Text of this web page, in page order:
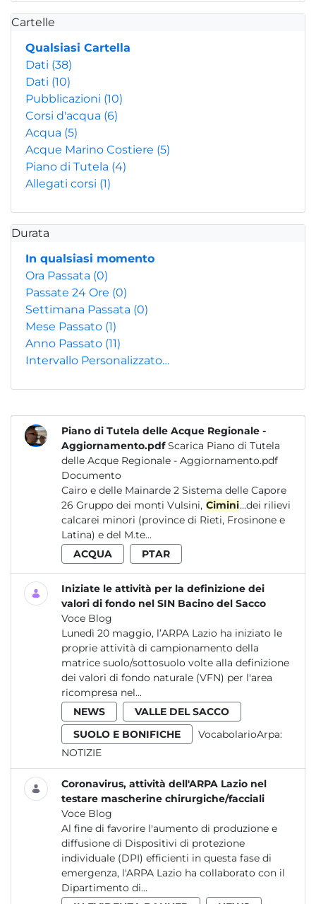
Cartelle
Qualsiasi Cartella
Dati (38)
Dati (10)
Pubblicazioni (10)
Corsi d'acqua (6)
Acqua (5)
Acque Marino Costiere (5)
Piano di Tutela (4)
Allegati corsi (1)
Durata
In qualsiasi momento
Ora Passata (0)
Passate 24 Ore (0)
Settimana Passata (0)
Mese Passato (1)
Anno Passato (11)
Intervallo Personalizzato…
Piano di Tutela delle Acque Regionale -
Aggiornamento.pdf Scarica Piano di Tutela
delle Acque Regionale - Aggiornamento.pdf
Documento
Cairo e delle Mainarde 2 Sistema delle Capore
26 Gruppo dei monti Vulsini, Cimini...dei rilievi
calcarei minori (province di Rieti, Frosinone e
Latina) e del M.te...
ACQUA
PTAR
Iniziate le attività per la definizione dei
valori di fondo nel SIN Bacino del Sacco
Voce Blog
Lunedì 20 maggio, l’ARPA Lazio ha iniziato le
proprie attività di campionamento della
matrice suolo/sottosuolo volte alla definizione
dei valori di fondo naturale (VFN) per l'area
ricompresa nel...
NEWS
VALLE DEL SACCO
SUOLO E BONIFICHE
VocabolarioArpa:
NOTIZIE
Coronavirus, attività dell'ARPA Lazio nel
testare mascherine chirurgiche/facciali
Voce Blog
Al fine di favorire l'aumento di produzione e
diffusione di Dispositivi di protezione
individuale (DPI) efficienti in questa fase di
emergenza, l'ARPA Lazio ha collaborato con il
Dipartimento di...